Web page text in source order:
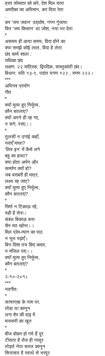
व्रत सोमवार को करे, देश मिल सारा
अमरीका का अभिमान, कर दिया रेता
कर 'जय जवान' उद्घोष, गगन गुंजाया
फिर 'जय किसान' था जोश, नया भर देता
*
असमय ही आया समय, विदा होने का
क्या समझे कोई लाल, विदा है लेता
छंद कार्य शाला :
राधिका छंद
लक्षण: २२ मात्रिक, द्विपदिक, समतुकांती छंद।
विधान: यति १३-९, पदांत यगण १२२ , मगण २२२।
***
अभिनव प्रयोग
गीत
*
क्यों मूल्य हुए निर्मूल्य,
कौन बतलाए?
क्यों अपने ही रह गए,
न सगे; पराए।।
*
तुलसी न उगाई कहाँ,
नवाएँ माथा?
'लिव इन' में कैसे लगे
बहू का हाथा?
क्या होता अर्पण और
समर्पण क्यों हो?
जब बराबरी ही मात्र,
लक्ष्य रह जाए?
क्यों मूल्य हुए निर्मूल्य,
कौन बतलाए?
*
रिश्ते न टिकाऊ रहे,
यही है रोना।
संबंध बिकाऊ बना
चैन मत खोना।।
मिल प्रेम-त्याग का पाठ
न भूल पढ़ाएँ।
बिन दिशा तय किए कदम,
न मंजिल पाए।।
क्यों मूल्य हुए निर्मूल्य,
कौन बतलाए?
*
२-१०-२०१८
***
नवगीत:
*
सत्याग्रह के नाम पर.
तोडा था कानून
लगा शेर की दाढ़ में
मनमानी का खून
*
बीज बोकर हो गये हैं दूर
टीसता है रोज ही नासूर
तोड़ते नेता सतत कानून
सियासत है स्वार्थ से भरपूर